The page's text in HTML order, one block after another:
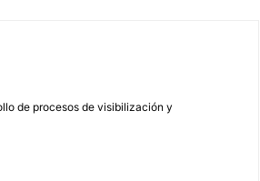
de procesos de visibilización y